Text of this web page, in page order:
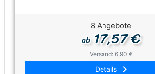
8 Angebote
ab17,57 €
Versand: 6,90 €
Details keyboard_arrow_right